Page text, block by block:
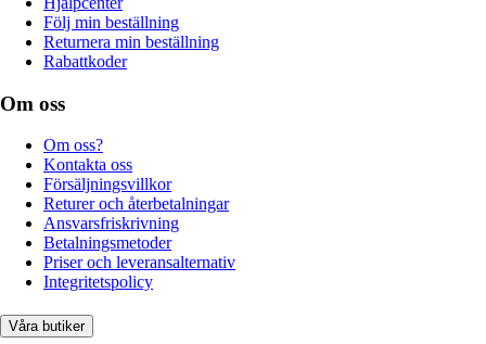
Följ min beställning
Returnera min beställning
Rabattkoder
Om oss
Om oss?
Kontakta oss
Försäljningsvillkor
Returer och återbetalningar
Ansvarsfriskrivning
Betalningsmetoder
Priser och leveransalternativ
Integritetspolicy
Våra butiker